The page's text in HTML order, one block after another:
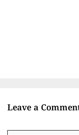
Leave a